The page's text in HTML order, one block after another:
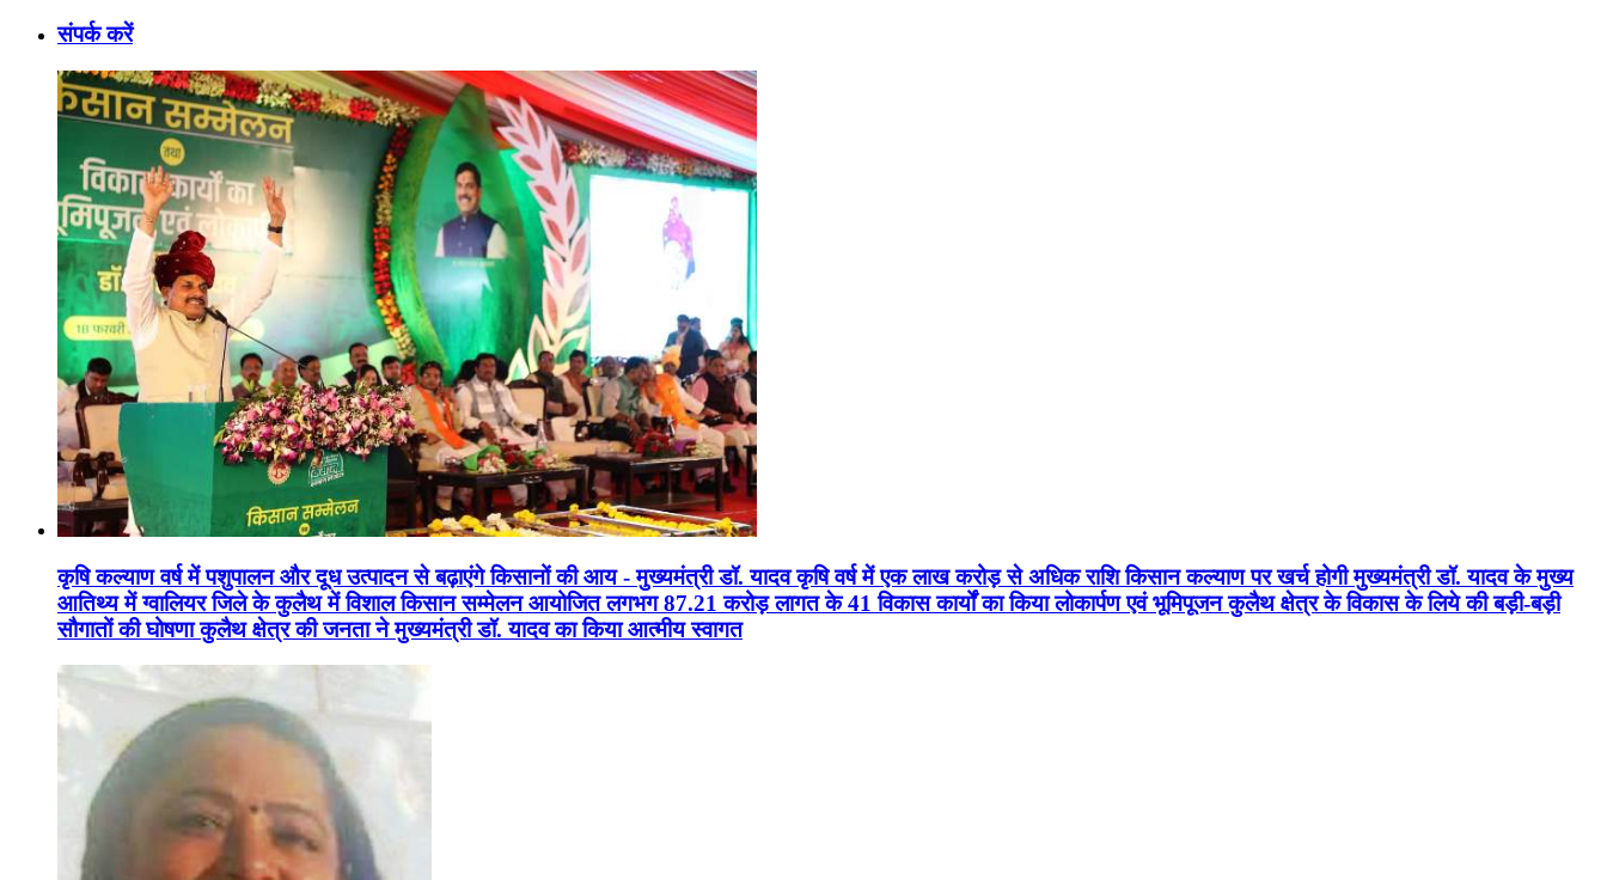
संपर्क करें
कृषि कल्याण वर्ष में पशुपालन और दूध उत्पादन से बढ़ाएंगे किसानों की आय - मुख्यमंत्री डॉ. यादव कृषि वर्ष में एक लाख करोड़ से अधिक राशि किसान कल्याण पर खर्च होगी मुख्यमंत्री डॉ. यादव के मुख्य
आतिथ्य में ग्वालियर जिले के कुलैथ में विशाल किसान सम्मेलन आयोजित लगभग 87.21 करोड़ लागत के 41 विकास कार्यों का किया लोकार्पण एवं भूमिपूजन कुलैथ क्षेत्र के विकास के लिये की बड़ी-बड़ी
सौगातों की घोषणा कुलैथ क्षेत्र की जनता ने मुख्यमंत्री डॉ. यादव का किया आत्मीय स्वागत